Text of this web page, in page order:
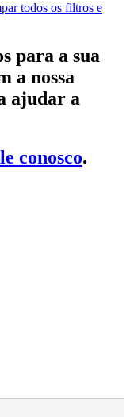
todos os filtros e
para a sua
a nossa
ajudar a
conosco.